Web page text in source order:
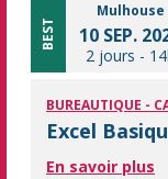
BEST
Mulhouse
10 SEP.
2 jours -
BUREAUTIQUE -
Excel
En savoir plus